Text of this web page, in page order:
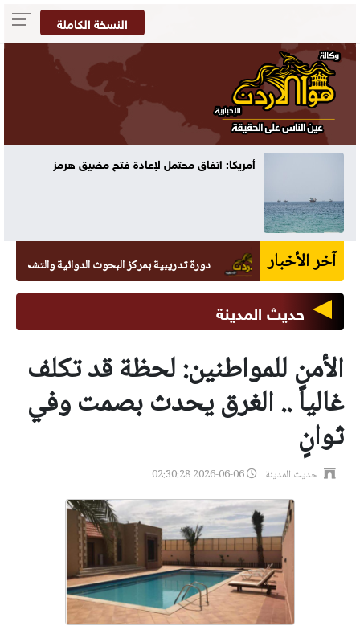
النسخة الكاملة
أمريكا: اتفاق محتمل لإعادة فتح مضيق هرمز
آخر الأخبار دورة تدريبية بمركز البحوث الدوائية والتشخيصية في
حديث المدينة
الأمن للمواطنين: لحظة قد تكلف
غالياً .. الغرق يحدث بصمت وفي
ثوانٍ
حديث المدينة